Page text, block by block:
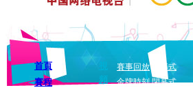
首頁
賽程
頻
賽事回放
開幕式
金牌時刻 閉幕式